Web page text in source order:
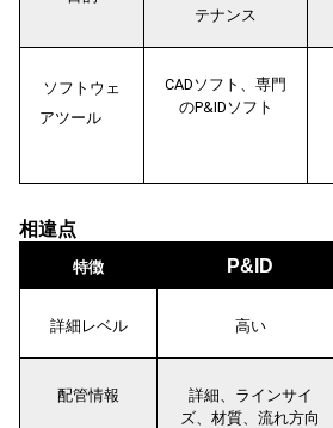
テナンス
ソフトウェ
アツール
CADソフト、専門
のP&IDソフト
相違点
特徴 P&ID
詳細レベル 高い
配管情報
詳細、ラインサイ
ズ、材質、流れ方向